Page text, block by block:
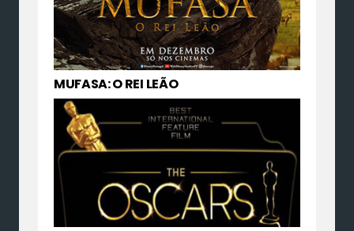
MUFASA: O REI LEÃO